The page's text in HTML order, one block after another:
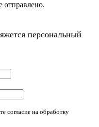
персональный
согласие на обработку